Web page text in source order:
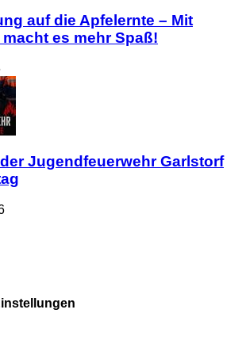
auf die Apfelernte – Mit
es mehr Spaß!
Jugendfeuerwehr Garlstorf